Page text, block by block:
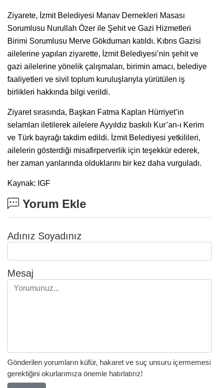
Ziyarete, İzmit Belediyesi Manav Dernekleri Masası
Sorumlusu Nurullah Özer ile Şehit ve Gazi Hizmetleri
Birimi Sorumlusu Merve Gökduman katıldı. Kıbrıs Gazisi
ailelerine yapılan ziyarette, İzmit Belediyesi’nin şehit ve
gazi ailelerine yönelik çalışmaları, birimin amacı, belediye
faaliyetleri ve sivil toplum kuruluşlarıyla yürütülen iş
birlikleri hakkında bilgi verildi.
Ziyaret sırasında, Başkan Fatma Kaplan Hürriyet’in
selamları iletilerek ailelere Ayyıldız baskılı Kur’an-ı Kerim
ve Türk bayrağı takdim edildi. İzmit Belediyesi yetkilileri,
ailelerin gösterdiği misafirperverlik için teşekkür ederek,
her zaman yanlarında olduklarını bir kez daha vurguladı.
Kaynak: IGF
Yorum Ekle
Adınız Soyadınız
Mesaj
Gönderilen yorumların küfür, hakaret ve suç unsuru içermemesi
gerektiğini okurlarımıza önemle hatırlatırız!